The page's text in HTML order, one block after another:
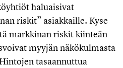
haluaisivat
riskit” asiakkaille. Kyse
markkinan riskit kiinteän
myyjän näkökulmasta
tasaannuttua